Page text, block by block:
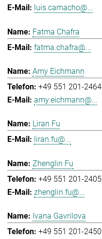
luis.camacho@...
Fatma Chafra
fatma.chafra@...
Amy Eichmann
+49 551 201-2464
amy.eichmann@...
Liran Fu
liran.fu@...
Zhenglin Fu
+49 551 201-2405
zhenglin.fu@...
Ivana Gavrilova
+49 551 201-2450